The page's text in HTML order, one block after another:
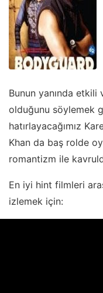
Bunun yanında
olduğunu söylemek
hatırlayacağımız
Khan da baş rolde
romantizm ile
En iyi hint filmleri
izlemek için: